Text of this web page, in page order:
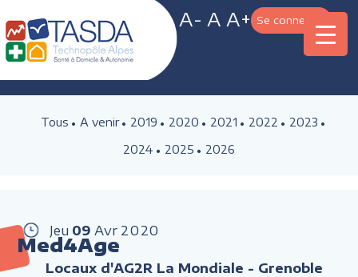
A- A A+ Se connecter
Tous A venir 2019 2020 2021 2022
2023
2024
2025 2026
Jeu 09 Avr 2020
Med4Age
Locaux d'AG2R La Mondiale - Grenoble